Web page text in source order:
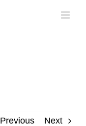
Previous Next